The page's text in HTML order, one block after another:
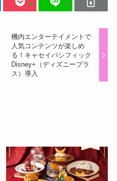
機内エンターテイメントで
人気コンテンツが楽しめ
る！キャセイパシフィック
Disney+（ディズニープラ
ス）導入